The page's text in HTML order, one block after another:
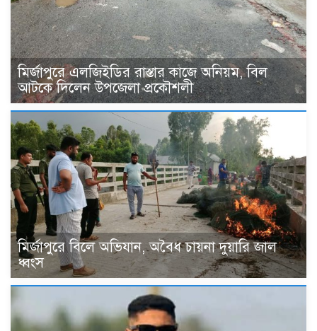
মির্জাপুরে এলজিইডির রাস্তার কাজে অনিয়ম, বিল
আটকে দিলেন উপজেলা প্রকৌশলী
মির্জাপুরে বিলে অভিযান, অবৈধ চায়না দুয়ারি জাল
ধ্বংস